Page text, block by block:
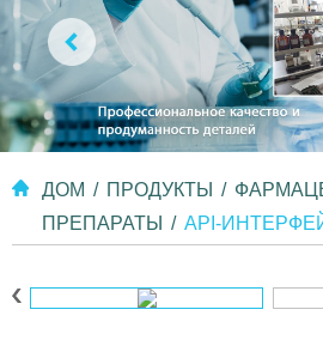
ДОМ / ПРОДУКТЫ /
ПРЕПАРАТЫ
/ API-